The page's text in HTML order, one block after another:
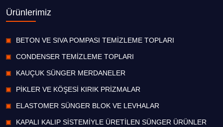
Ürünlerimiz
BETON VE SIVA POMPASI TEMİZLEME TOPLARI
CONDENSER TEMİZLEME TOPLARI
KAUÇUK SÜNGER MERDANELER
PİKLER VE KÖŞESİ KIRIK PRİZMALAR
ELASTOMER SÜNGER BLOK VE LEVHALAR
KAPALI KALIP SİSTEMİYLE ÜRETİLEN SÜNGER ÜRÜNLER